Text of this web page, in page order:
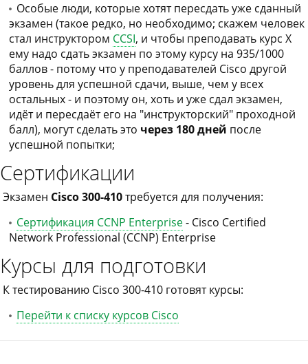
Особые люди, которые хотят пересдать уже сданный
экзамен (такое редко, но необходимо; скажем человек
стал инструктором CCSI, и чтобы преподавать курс X
ему надо сдать экзамен по этому курсу на 935/1000
баллов - потому что у преподавателей Cisco другой
уровень для успешной сдачи, выше, чем у всех
остальных - и поэтому он, хоть и уже сдал экзамен,
идёт и пересдаёт его на "инструкторский" проходной
балл), могут сделать это через 180 дней после
успешной попытки;
Сертификации
Экзамен Cisco 300-410требуется для получения:
Сертификация CCNP Enterprise- Cisco Certified
Network Professional (CCNP) Enterprise
Курсы для подготовки
К тестированию Cisco 300-410 готовят курсы:
Перейти к списку курсов Cisco